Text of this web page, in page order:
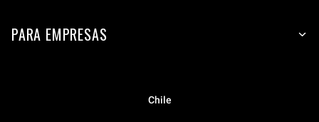
PARA EMPRESAS
Chile